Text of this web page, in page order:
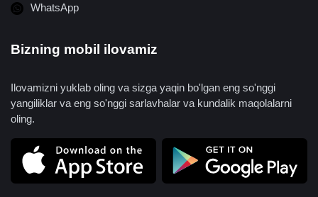
WhatsApp
Bizning mobil ilovamiz
Ilovamizni yuklab oling va sizga yaqin bo'lgan eng so'nggi
yangiliklar va eng so'nggi sarlavhalar va kundalik maqolalarni
oling.